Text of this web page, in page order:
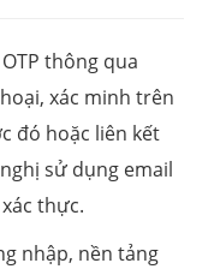
thông qua
xác minh trên
đó hoặc liên kết
sử dụng email
thực.
nhập, nền tảng